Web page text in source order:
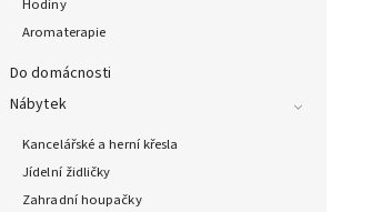
Hodiny
Aromaterapie
Do domácnosti
Nábytek
Kancelářské a herní křesla
Jídelní židličky
Zahradní houpačky